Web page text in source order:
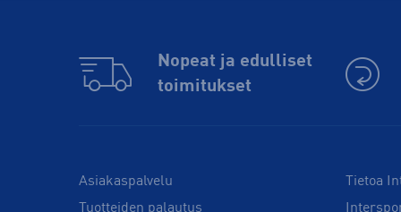
Nopeat ja edulliset
toimitukset
Asiakaspalvelu
Tuotteiden palautus
Tietoa